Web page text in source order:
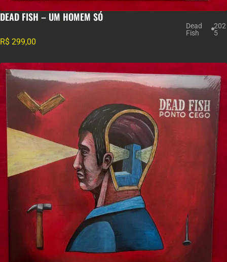
DEAD FISH – UM HOMEM SÓ
Dead
Fish
202
5
R$ 299,00